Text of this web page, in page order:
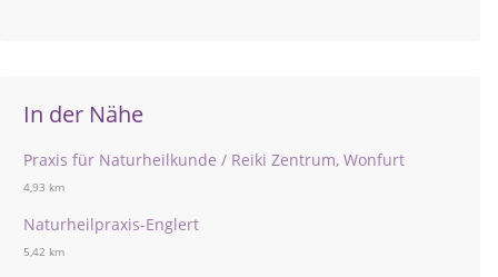
In der Nähe
Praxis für Naturheilkunde / Reiki Zentrum, Wonfurt
4,93 km
Naturheilpraxis-Englert
5,42 km